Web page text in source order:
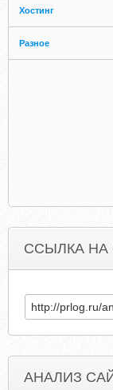
Хостинг
Разное
ССЫЛКА НА
АНАЛИЗ